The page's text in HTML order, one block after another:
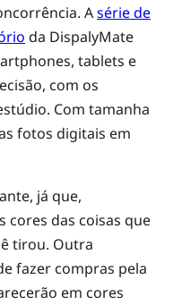
Asérie de
da DispalyMate
tablets e
com os
Com tamanha
fotos digitais em
já que,
cores das coisas que
tirou. Outra
fazer compras pela
em cores